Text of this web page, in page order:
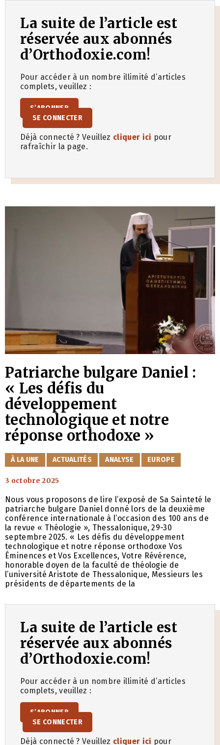
La suite de l’article est
réservée aux abonnés
d’Orthodoxie.com!
Pour accéder à un nombre illimité d’articles
complets, veuillez :
S’ABONNER
SE CONNECTER
Déjà connecté ? Veuillez cliquer ici pour
rafraîchir la page.
Patriarche bulgare Daniel :
« Les défis du
développement
technologique et notre
réponse orthodoxe »
CATÉGORIES
À LA UNE ACTUALITÉS ANALYSE EUROPE
3 octobre 2025
Nous vous proposons de lire l’exposé de Sa Sainteté le
patriarche bulgare Daniel donné lors de la deuxième
conférence internationale à l’occasion des 100 ans de
la revue « Théologie », Thessalonique, 29-30
septembre 2025. « Les défis du développement
technologique et notre réponse orthodoxe Vos
Éminences et Vos Excellences, Votre Révérence,
honorable doyen de la faculté de théologie de
l’université Aristote de Thessalonique, Messieurs les
présidents de départements de la
La suite de l’article est
réservée aux abonnés
d’Orthodoxie.com!
Pour accéder à un nombre illimité d’articles
complets, veuillez :
S’ABONNER
SE CONNECTER
Déjà connecté ? Veuillez cliquer ici pour